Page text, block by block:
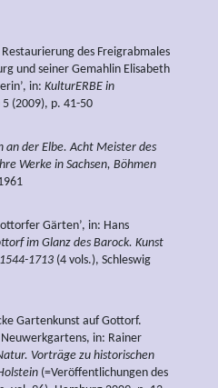
des Freigrabmales
und seiner Gemahlin Elisabeth
in: KulturERBE in
5 (2009), p. 41-50
an der Elbe. Acht Meister des
Werke in Sachsen, Böhmen
Gärten’, in: Hans
im Glanz des Barock. Kunst
1713 (4 vols.), Schleswig
Gartenkunst auf Gottorf.
in: Rainer
Vorträge zu historischen
(=Veröffentlichungen des